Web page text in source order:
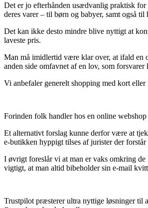
Det er jo efterhånden usædvanlig praktisk
deres varer – til børn og babyer, samt også
Det kan ikke desto mindre blive nyttigt at
laveste pris.
Man må imidlertid være klar over, at ifald en
anden side omfavnet af en lov, som
Vi anbefaler generelt shopping med kort
Forinden folk handler hos en online
Et alternativt forslag kunne derfor være at
e-butikken hyppigt tilses af jurister der
I øvrigt foreslår vi at man er vaks omkring de
vigtigt, at man altid bibeholder sin e-mail
Trustpilot præsterer ultra nyttige løsninger til